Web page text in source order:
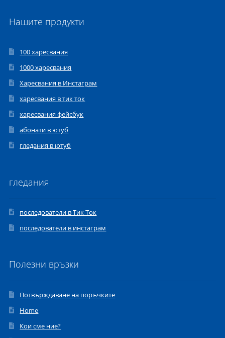
Нашите продукти
100 харесвания
1000 харесвания
Xаресвания в Инстаграм
харесвания в тик ток
харесвания фейсбук
абонати в ютуб
гледания в ютуб
гледания
последователи в Тик Ток
последователи в инстаграм
Полезни връзки
Потвърждаване на поръчките
Home
Кои сме ние?